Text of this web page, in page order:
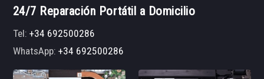
24/7 Reparación Portátil a Domicilio
Tel:+34 692500286
WhatsApp:+34 692500286